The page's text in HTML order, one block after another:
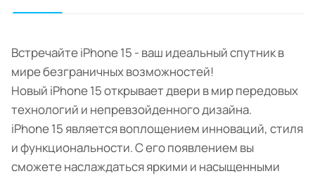
Встречайте iPhone 15 - ваш идеальный спутник в
мире безграничных возможностей!
Новый iPhone 15 открывает двери в мир передовых
технологий и непревзойденного дизайна.
iPhone 15 является воплощением инноваций, стиля
и функциональности. С его появлением вы
сможете наслаждаться яркими и насыщенными